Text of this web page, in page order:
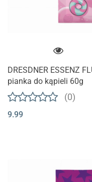
DRESDNER ESSENZ
pianka do kąpieli 60g
(0)
9.99